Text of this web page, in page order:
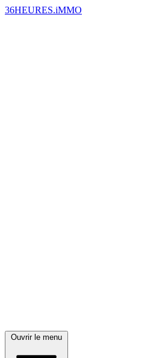
36HEURES.iMMO
Ouvrir le menu